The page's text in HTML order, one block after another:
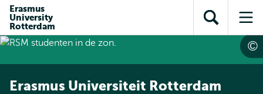
inhoud
Direct naar
subnavigatie
Erasmus
University
Rotterdam
Toon
zoekveld
Erasmus Universiteit Rotterdam